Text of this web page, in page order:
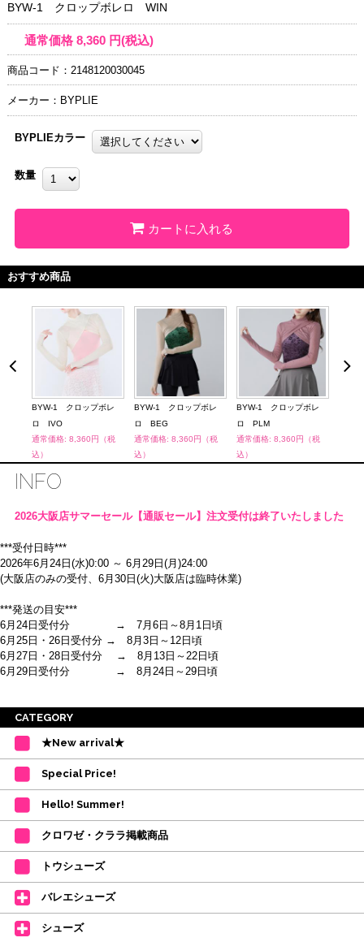
BYW-1 クロップボレロ WIN
通常価格 8,360円(税込)
商品コード：2148120030045
メーカー：BYPLIE
BYPLIEカラー
数量
カートに入れる
おすすめ商品
BYW-1 クロップボレ
ロ IVO
通常価格: 8,360円（税
込）
BYW-1 クロップボレ
ロ BEG
通常価格: 8,360円（税
込）
BYW-1 クロップボレ
ロ PLM
通常価格: 8,360円（税
込）
INFO
2026大阪店サマーセール【通販セール】注文受付は終了いたしました
***受付日時***
2026年6月24日(水)0:00 ～ 6月29日(月)24:00
(大阪店のみの受付、6月30日(火)大阪店は臨時休業)
***発送の目安***
6月24日受付分 → 7月6日～8月1日頃
6月25日・26日受付分 → 8月3日～12日頃
6月27日・28日受付分 → 8月13日～22日頃
6月29日受付分 → 8月24日～29日頃
※ご注意
間を目安として下さい。
・在庫の確保は発送の直前に行います。カートに入れて注文完了となって
ご注文商品が在庫切れの場合は、上記お目安の頃にご連絡させていただき
カード決済をされたお客様は決済金額の変更をさせていただきます。
【ミルバ×たけいみき】オリジナルタオルが新登場!
レッスンのお供にはもちろん、毎日の持ち歩きやギフトにもぴったりのミル
バオリジナルタオルです。
たけいみきさんが描く「夢かわいい」バレエイラストが、そのままタオルに
なりました。
CATEGORY
★New arrival★
Special Price!
Hello! Summer!
クロワゼ・クララ掲載商品
トウシューズ
バレエシューズ
シューズ